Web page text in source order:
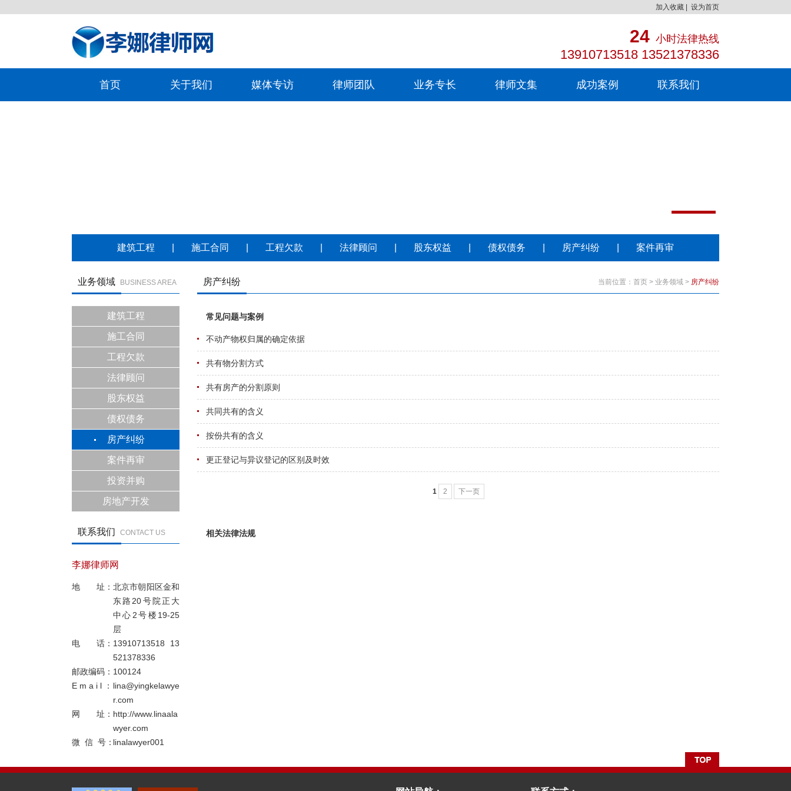
加入收藏 设为首页
24 小时法律热线
13910713518 13521378336
首页 关于我们 媒体专访 律师团队 业务专长 律师文集 成功案例 联系我们
建筑工程 施工合同 工程欠款 法律顾问 股东权益 债权债务 房产纠纷 案件再审
业务领域 BUSINESS AREA
建筑工程
施工合同
工程欠款
法律顾问
股东权益
债权债务
房产纠纷
案件再审
投资并购
房地产开发
联系我们 CONTACT US
李娜律师网
地 址： 北京市朝阳区金和
东路20号院正大
中心2号楼19-25
层
电 话： 13910713518 13
521378336
邮政编码： 100124
E m a i l ： lina@yingkelawye
r.com
网 址： http://www.linaala
wyer.com
微 信 号：linalawyer001
房产纠纷 当前位置： 首页 > 业务领域 > 房产纠纷